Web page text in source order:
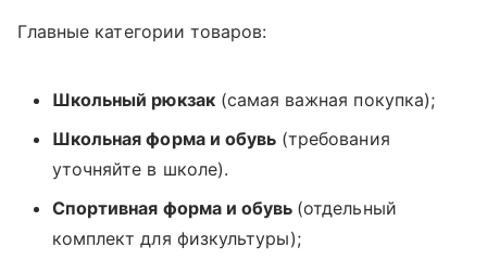
Главные категории товаров:
Школьный рюкзак(самая важная покупка);
Школьная форма и обувь (требования
уточняйте в школе).
Спортивная форма и обувь (отдельный
комплект для физкультуры);